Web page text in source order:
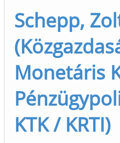
Schepp,
Monetáris
KTK / KRTI)